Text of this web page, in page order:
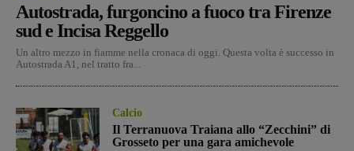
Autostrada, furgoncino a fuoco tra Firenze
sud e Incisa Reggello
Un altro mezzo in fiamme nella cronaca di oggi. Questa volta è successo in
Autostrada A1, nel tratto fra...
Calcio
Il Terranuova Traiana allo “Zecchini” di
Grosseto per una gara amichevole